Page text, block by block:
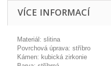
VÍCE INFORMACÍ
Materiál: slitina
Povrchová úprava: stříbro
Kámen: kubická zirkonie